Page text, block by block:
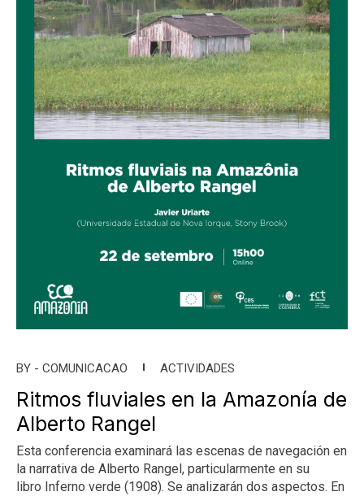
BY - COMUNICACAO ACTIVIDADES
Ritmos fluviales en la Amazonía de
Alberto Rangel
Esta conferencia examinará las escenas de navegación en
la narrativa de Alberto Rangel, particularmente en su
libro Inferno verde (1908). Se analizarán dos aspectos. En